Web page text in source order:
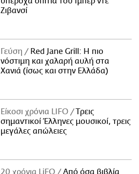
Ζιβανσί
Γεύση
Red Jane Grill: Η πιο
νόστιμη και χαλαρή αυλή στα
Χανιά (ίσως και στην Ελλάδα)
Είκοσι χρόνια LIFO
Tρεις
σημαντικοί Έλληνες μουσικοί, τρεις
μεγάλες απώλειες
20 χρόνια LiFO
Από όσα βιβλία